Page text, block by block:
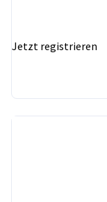
Jetzt registrieren